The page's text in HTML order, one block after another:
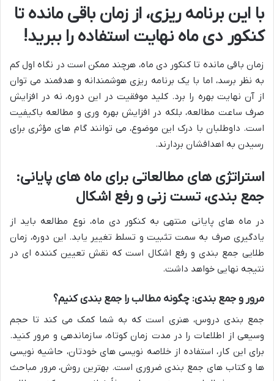
با این برنامه ریزی، از زمان باقی مانده تا
کنکور دی ماه نهایت استفاده را ببرید!
زمان باقی مانده تا کنکور دی ماه، هرچند ممکن است در نگاه اول کم
به نظر برسد، اما با یک برنامه ریزی هوشمندانه و هدفمند می توان
از آن نهایت بهره را برد. کلید موفقیت در این دوره، نه در افزایش
صرف ساعت مطالعه، بلکه در افزایش بهره وری و مطالعه باکیفیت
است. داوطلبان با درک این موضوع، می توانند گام های مؤثری برای
رسیدن به اهدافشان بردارند.
استراتژی های مطالعاتی برای ماه های پایانی:
جمع بندی، تست زنی و رفع اشکال
در ماه های پایانی منتهی به کنکور دی ماه، نوع مطالعه باید از
یادگیری صرف به سمت تثبیت و تسلط تغییر یابد. این دوره، زمان
طلایی جمع بندی و رفع اشکال است که نقش تعیین کننده ای در
نتیجه نهایی خواهد داشت.
مرور و جمع بندی: چگونه مطالب را جمع بندی کنیم؟
جمع بندی دروس، هنری است که به شما کمک می کند تا حجم
وسیعی از اطلاعات را در مدت زمان کوتاه، سازماندهی و مرور کنید.
برای این کار، استفاده از خلاصه نویسی های خودتان، حاشیه نویسی
ها و کتاب های جمع بندی ضروری است. بهترین روش، مرور مباحث